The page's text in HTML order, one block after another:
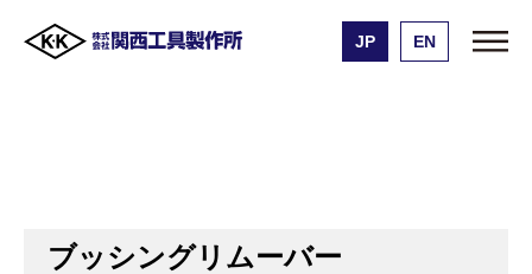
JP EN
ブッシングリムーバー